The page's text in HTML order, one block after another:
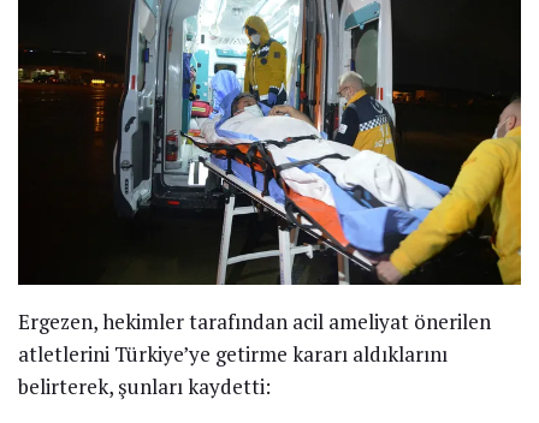
Ergezen, hekimler tarafından acil ameliyat önerilen
atletlerini Türkiye’ye getirme kararı aldıklarını
belirterek, şunları kaydetti: